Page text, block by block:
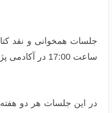
جلسات همخوانی و نقد
ساعت 17:00 در آکادمی پژواک برگزار می گردد
در این جلسات هر دو